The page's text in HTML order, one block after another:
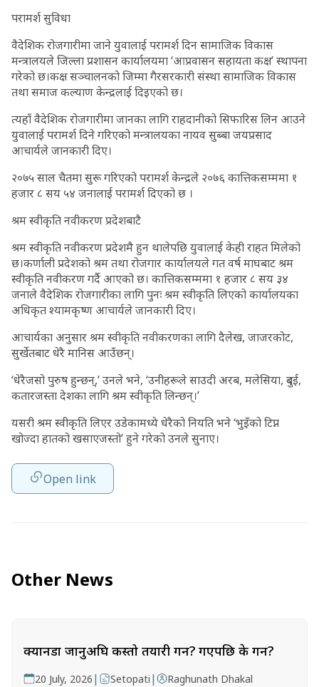
परामर्श सुविधा
वैदेशिक रोजगारीमा जाने युवालाई परामर्श दिन सामाजिक विकास
मन्त्रालयले जिल्ला प्रशासन कार्यालयमा ‘आप्रवासन सहायता कक्ष’ स्थापना
गरेको छ।कक्ष सञ्चालनको जिम्मा गैरसरकारी संस्था सामाजिक विकास
तथा समाज कल्याण केन्द्रलाई दिइएको छ।
त्यहाँ वैदेशिक रोजगारीमा जानका लागि राहदानीको सिफारिस लिन आउने
युवालाई परामर्श दिने गरिएको मन्त्रालयका नायव सुब्बा जयप्रसाद
आचार्यले जानकारी दिए।
२०७५ साल चैतमा सुरू गरिएको परामर्श केन्द्रले २०७६ कात्तिकसम्ममा १
हजार ८ सय ५४ जनालाई परामर्श दिएको छ ।
श्रम स्वीकृति नवीकरण प्रदेशबाटै
श्रम स्वीकृति नवीकरण प्रदेशमै हुन थालेपछि युवालाई केही राहत मिलेको
छ।कर्णाली प्रदेशको श्रम तथा रोजगार कार्यालयले गत वर्ष माघबाट श्रम
स्वीकृति नवीकरण गर्दै आएको छ। कात्तिकसम्ममा १ हजार ८ सय ३४
जनाले वैदेशिक रोजगारीका लागि पुनः श्रम स्वीकृति लिएको कार्यालयका
अधिकृत श्यामकृष्ण आचार्यले जानकारी दिए।
आचार्यका अनुसार श्रम स्वीकृति नवीकरणका लागि दैलेख, जाजरकोट,
सुर्खेतबाट धेरै मानिस आउँछन्।
‘धेरैजसो पुरुष हुन्छन्,’ उनले भने, ‘उनीहरूले साउदी अरब, मलेसिया, दुबई,
कतारजस्ता देशका लागि श्रम स्वीकृति लिन्छन्।’
यसरी श्रम स्वीकृति लिएर उडेकामध्ये धेरैको नियति भने ‘भुइँको टिप्न
खोज्दा हातको खसाएजस्तो’ हुने गरेको उनले सुनाए।
Open link
Other News
क्यानडा जानुअघि कस्तो तयारी गर्ने? गएपछि के गर्ने?
20 July, 2026 | Setopati | Raghunath Dhakal